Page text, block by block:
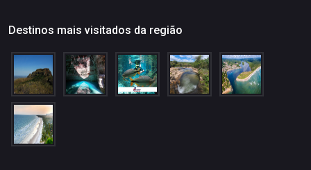
Destinos mais visitados da região